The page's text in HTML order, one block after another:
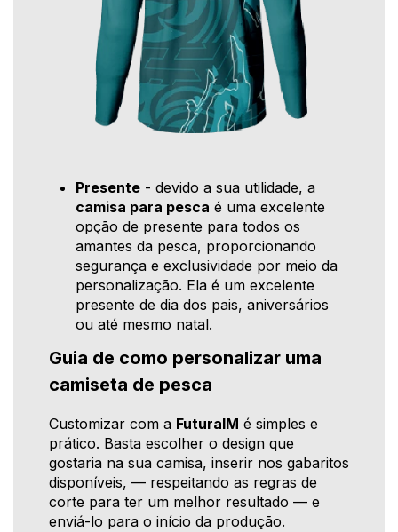
Presente - devido a sua utilidade, a
camisa para pesca é uma excelente
opção de presente para todos os
amantes da pesca, proporcionando
segurança e exclusividade por meio da
personalização. Ela é um excelente
presente de dia dos pais, aniversários
ou até mesmo natal.
Guia de como personalizar uma
camiseta de pesca
Customizar com a FuturaIM é simples e
prático. Basta escolher o design que
gostaria na sua camisa, inserir nos gabaritos
disponíveis, — respeitando as regras de
corte para ter um melhor resultado — e
enviá-lo para o início da produção.